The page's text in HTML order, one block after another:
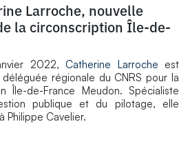
Larroche, nouvelle
la circonscription Île-de-
2022, Catherine Larroche est
régionale du CNRS pour la
Île-de-France Meudon. Spécialiste
publique et du pilotage, elle
Philippe Cavelier.